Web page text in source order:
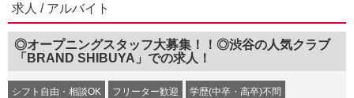
求人 / アルバイト
◎オープニングスタッフ大募集！！◎渋谷の人気クラブ
「BRAND SHIBUYA」での求人！
シフト自由・相談OK フリーター歓迎 学歴(中卒・高卒)不問